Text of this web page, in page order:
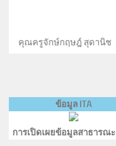
สุดานิช คุณค
ข้อมูล ITA
การเปิดเผยข้อมูลสาธารณะ